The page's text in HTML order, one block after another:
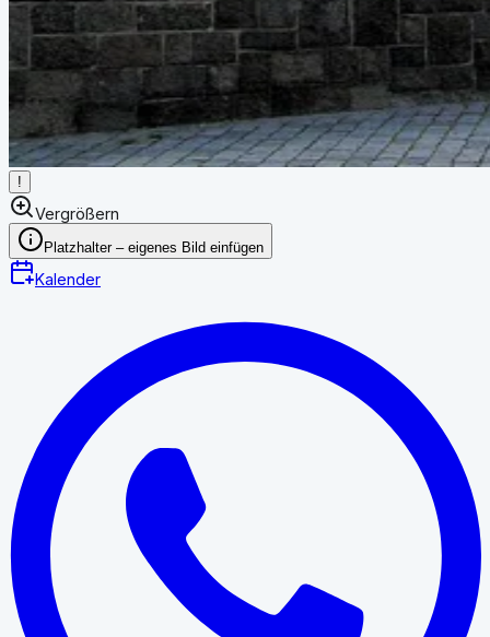
!
Vergrößern
Platzhalter – eigenes Bild einfügen
Kalender